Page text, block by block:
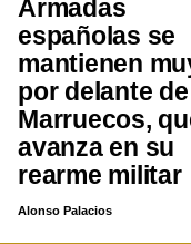
Armadas
españolas se
mantienen
por delante de
Marruecos,
avanza en su
rearme militar
Alonso Palacios